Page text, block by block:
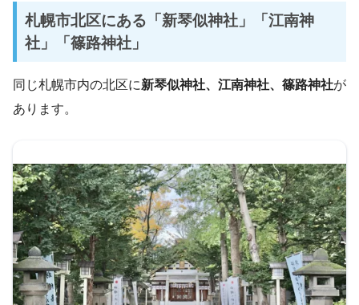
札幌市北区にある「新琴似神社」「江南神
社」「篠路神社」
同じ札幌市内の北区に新琴似神社、江南神社、篠路神社が
あります。